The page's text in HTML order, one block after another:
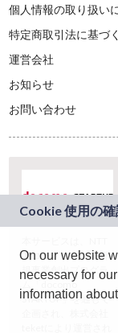
個人情報の取り扱い
特定商取引法に基づ
運営会社
お知らせ
お問い合わせ
ドコモグループの新
規事業創出プログラ
ム「docomo
STARTUP」を通じて
On our website
necessary for
information